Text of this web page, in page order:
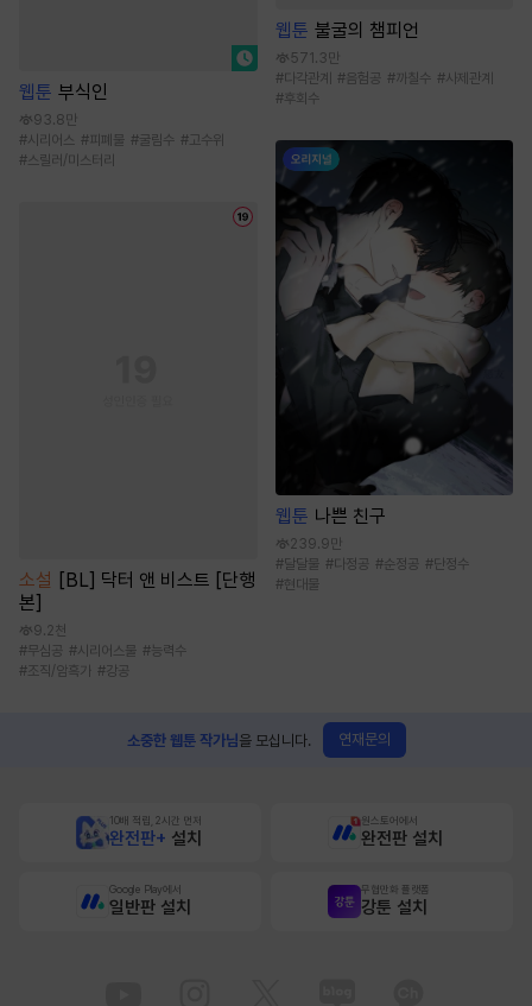
웹툰 부식인
93.8만
#시리어스 #피폐물 #굴림수 #고수위
#스릴러/미스터리
소설 [BL] 닥터 앤 비스트 [단행
본]
9.2천
#무심공 #시리어스물 #능력수
#조직/암흑가 #강공
웹툰 불굴의 챔피언
571.3만
#다각관계 #음험공 #까칠수 #사제관계
#후회수
웹툰 나쁜 친구
239.9만
#달달물 #다정공 #순정공 #단정수
#현대물
소중한 웹툰 작가님을 모십니다. 연재문의
10배 적립, 2시간 먼저
완전판+ 설치
원스토어에서
완전판 설치
Google Play에서
일반판 설치
무협만화 플랫폼
강툰 설치